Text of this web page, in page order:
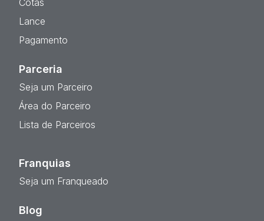
Lance
Pagamento
Parceria
Seja um Parceiro
Área do Parceiro
Lista de Parceiros
Franquias
Seja um Franqueado
Blog